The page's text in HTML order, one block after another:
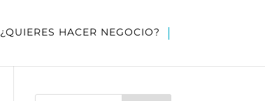
¿QUIERES HACER NEGOCIO?